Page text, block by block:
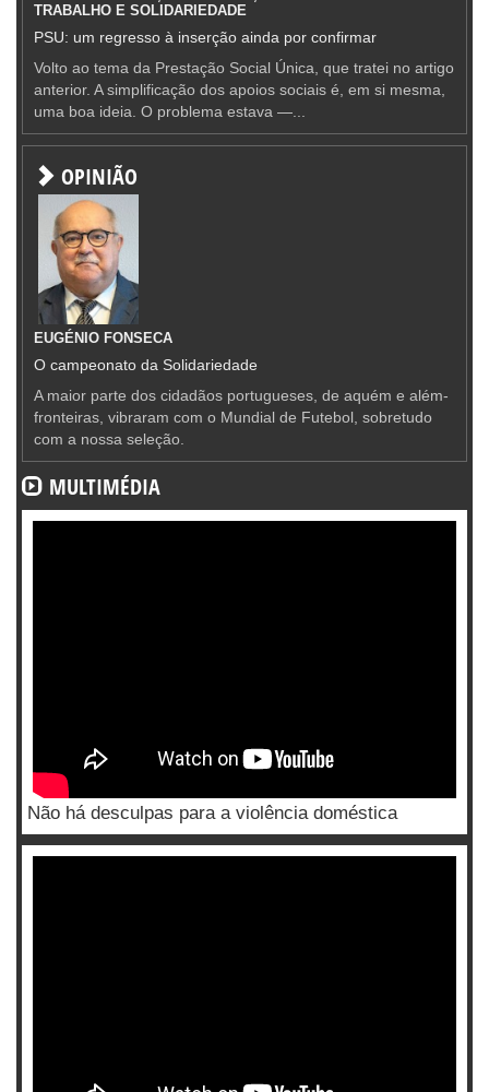
TRABALHO E SOLIDARIEDADE
PSU: um regresso à inserção ainda por confirmar
Volto ao tema da Prestação Social Única, que tratei no artigo
anterior. A simplificação dos apoios sociais é, em si mesma,
uma boa ideia. O problema estava —...
OPINIÃO
EUGÉNIO FONSECA
O campeonato da Solidariedade
A maior parte dos cidadãos portugueses, de aquém e além-
fronteiras, vibraram com o Mundial de Futebol, sobretudo
com a nossa seleção.
MULTIMÉDIA
Não há desculpas para a violência doméstica